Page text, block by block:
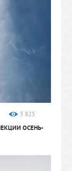
5 825
ОСЕНЬ-